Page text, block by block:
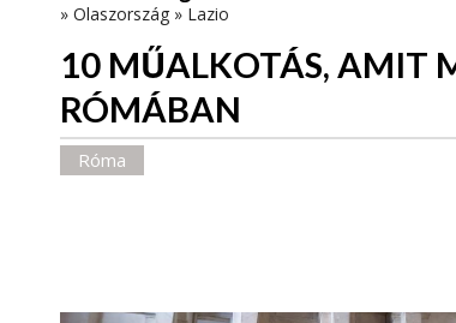
» Olaszország » Lazio
10 MŰALKOTÁS, AMIT
RÓMÁBAN
Róma